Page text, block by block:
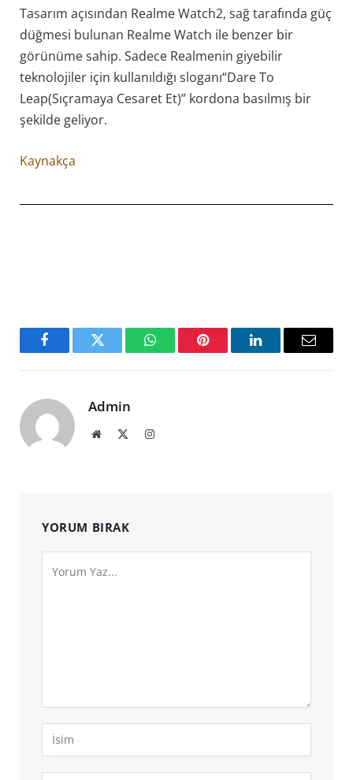
Tasarım açısından Realme Watch2, sağ tarafında güç
düğmesi bulunan Realme Watch ile benzer bir
görünüme sahip. Sadece Realmenin giyebilir
teknolojiler için kullanıldığı sloganı“Dare To
Leap(Sıçramaya Cesaret Et)” kordona basılmış bir
şekilde geliyor.
Kaynakça
FacebookTwitter WhatsAppPinterest LinkedInEmail
Admin
Website Instagram
YORUM BIRAK